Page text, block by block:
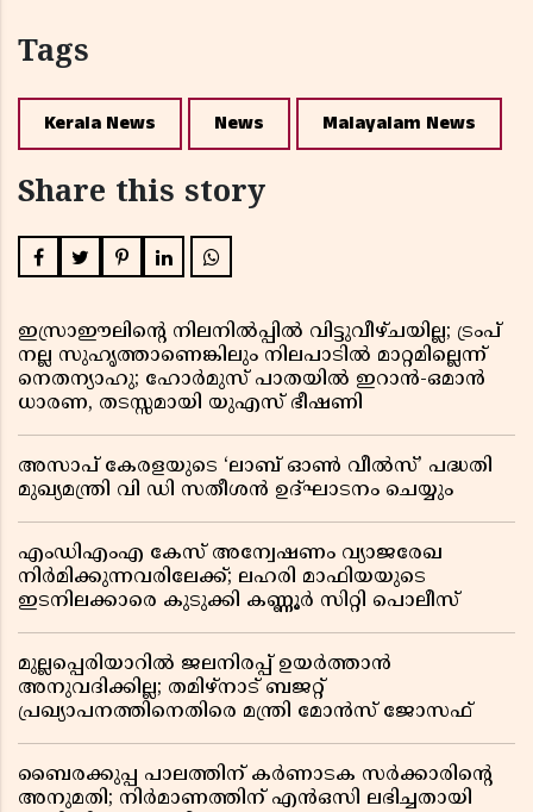
Tags
Kerala News News Malayalam News
Share this story
ഇസ്രാഈലിന്റെ നിലനിൽപ്പിൽ വിട്ടുവീഴ്ചയില്ല; ട്രംപ്
നല്ല സുഹൃത്താണെങ്കിലും നിലപാടിൽ മാറ്റമില്ലെന്ന്
നെതന്യാഹു; ഹോർമുസ് പാതയിൽ ഇറാൻ-ഒമാൻ
ധാരണ, തടസ്സമായി യുഎസ് ഭീഷണി
അസാപ് കേരളയുടെ ‘ലാബ് ഓൺ വീൽസ്’ പദ്ധതി
മുഖ്യമന്ത്രി വി ഡി സതീശൻ ഉദ്ഘാടനം ചെയ്യും
എംഡിഎംഎ കേസ് അന്വേഷണം വ്യാജരേഖ
നിർമിക്കുന്നവരിലേക്ക്; ലഹരി മാഫിയയുടെ
ഇടനിലക്കാരെ കുടുക്കി കണ്ണൂർ സിറ്റി പൊലീസ്
മുല്ലപ്പെരിയാറിൽ ജലനിരപ്പ് ഉയർത്താൻ
അനുവദിക്കില്ല; തമിഴ്നാട് ബജറ്റ്
പ്രഖ്യാപനത്തിനെതിരെ മന്ത്രി മോൻസ് ജോസഫ്
ബൈരക്കുപ്പ പാലത്തിന് കർണാടക സർക്കാരിൻ്റെ
അനുമതി; നിർമാണത്തിന് എൻഒസി ലഭിച്ചതായി